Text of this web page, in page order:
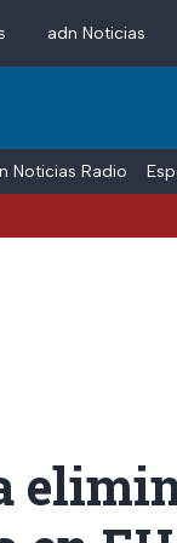
adn Noticias
Noticias Radio